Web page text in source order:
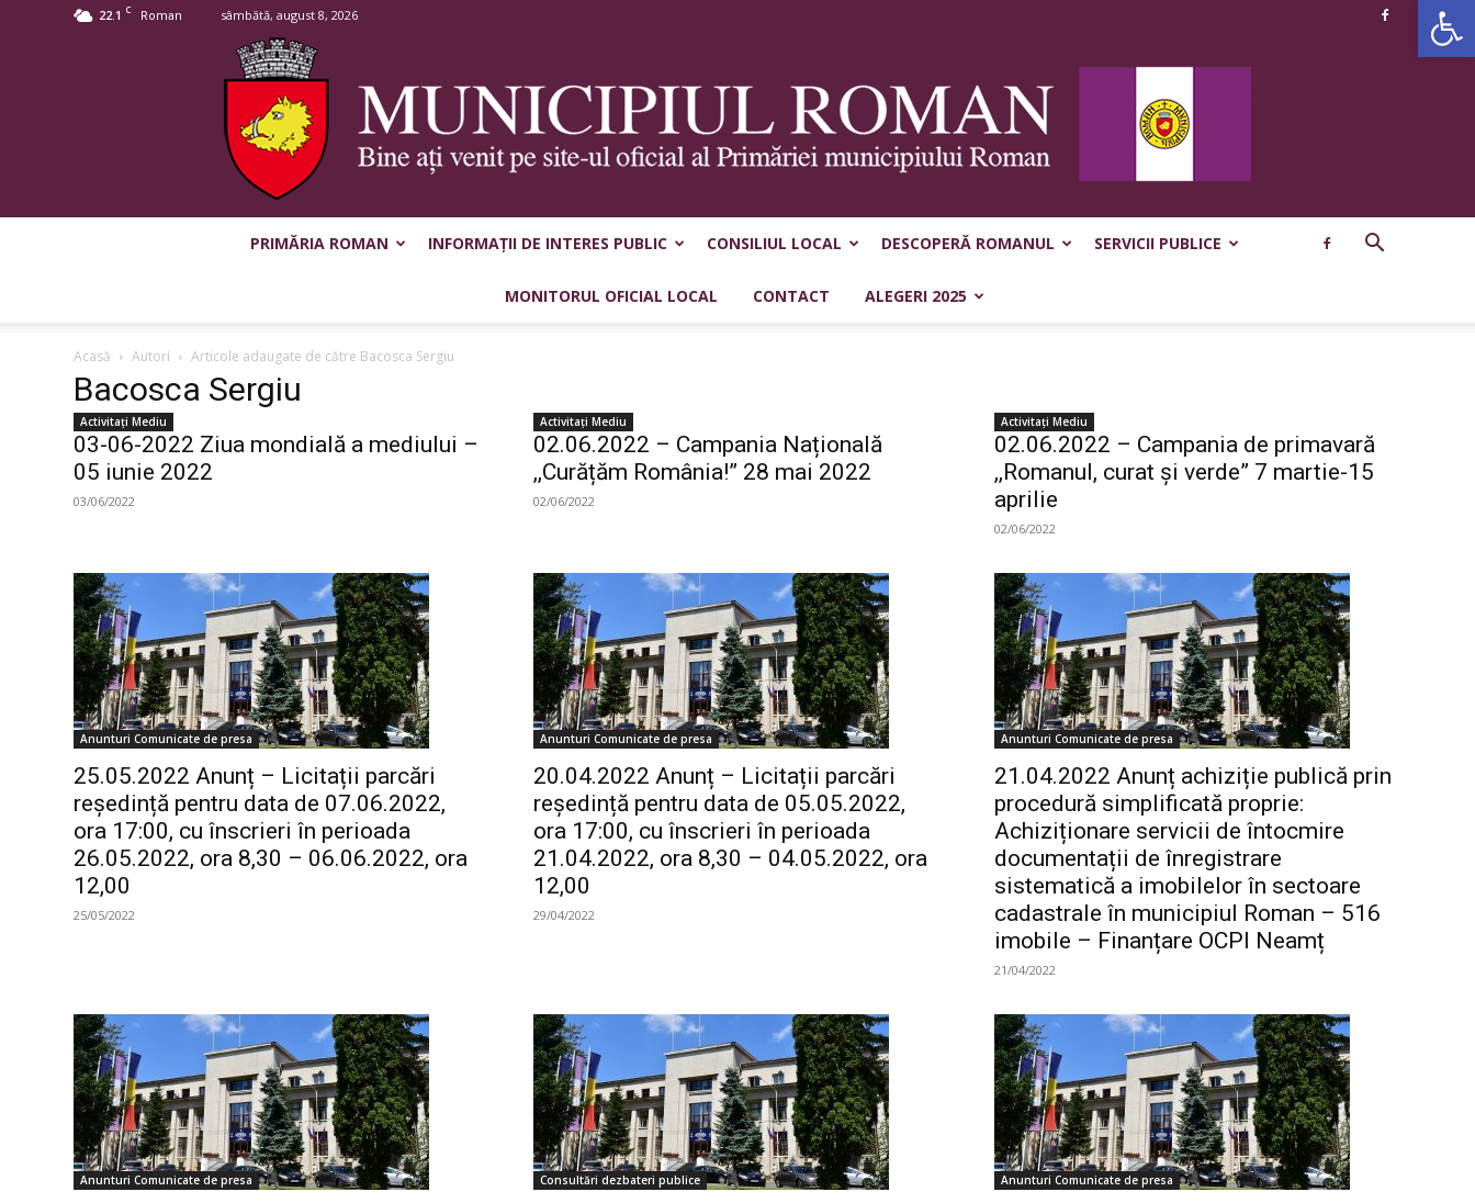
22.1 C Roman sâmbătă, august 8, 2026
Municipiul
PRIMĂRIA ROMAN INFORMAȚII DE INTERES PUBLIC CONSILIUL LOCAL DESCOPERĂ ROMANUL SERVICII PUBLICE
MONITORUL OFICIAL LOCAL CONTACT ALEGERI 2025
Acasă Autori Articole adaugate de către Bacosca Sergiu
Bacosca Sergiu
Activitaţi Mediu
03-06-2022 Ziua mondială a mediului –
05 iunie 2022
03/06/2022
Activitaţi Mediu
02.06.2022 – Campania Națională
,,Curățăm România!” 28 mai 2022
02/06/2022
Activitaţi Mediu
02.06.2022 – Campania de primavară
,,Romanul, curat și verde” 7 martie-15
aprilie
02/06/2022
Anunturi Comunicate de presa
25.05.2022 Anunț – Licitații parcări
reședință pentru data de 07.06.2022,
ora 17:00, cu înscrieri în perioada
26.05.2022, ora 8,30 – 06.06.2022, ora
12,00
25/05/2022
Anunturi Comunicate de presa
20.04.2022 Anunț – Licitații parcări
reședință pentru data de 05.05.2022,
ora 17:00, cu înscrieri în perioada
21.04.2022, ora 8,30 – 04.05.2022, ora
12,00
29/04/2022
Anunturi Comunicate de presa
21.04.2022 Anunț achiziție publică prin
procedură simplificată proprie:
Achiziționare servicii de întocmire
documentații de înregistrare
sistematică a imobilelor în sectoare
cadastrale în municipiul Roman – 516
imobile – Finanțare OCPI Neamț
21/04/2022
Anunturi Comunicate de presa Consultări dezbateri publice Anunturi Comunicate de presa